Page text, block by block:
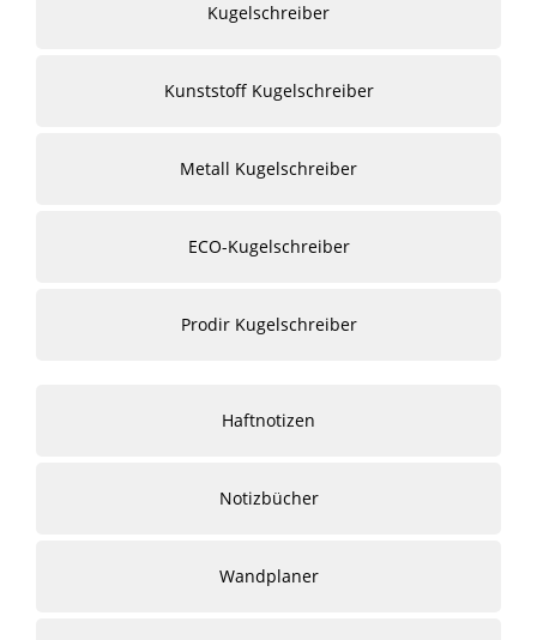
Kugelschreiber
Kunststoff Kugelschreiber
Metall Kugelschreiber
ECO-Kugelschreiber
Prodir Kugelschreiber
Haftnotizen
Notizbücher
Wandplaner